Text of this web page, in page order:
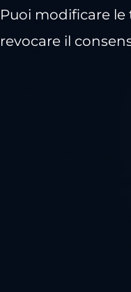
Puoi modificare le
revocare il